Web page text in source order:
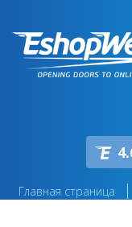
Главная страница